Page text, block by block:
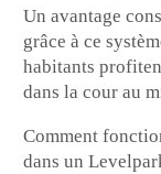
Un avantage
grâce à ce
habitants
dans la cour au
Comment
dans un